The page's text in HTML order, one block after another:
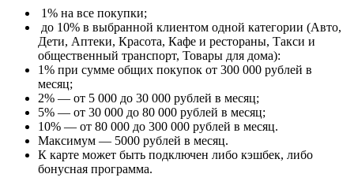
1% на все покупки;
до 10% в выбранной клиентом одной категории (Авто,
Дети, Аптеки, Красота, Кафе и рестораны, Такси и
общественный транспорт, Товары для дома):
1% при сумме общих покупок от 300 000 рублей в
месяц;
2% — от 5 000 до 30 000 рублей в месяц;
5% — от 30 000 до 80 000 рублей в месяц;
10% — от 80 000 до 300 000 рублей в месяц.
Максимум — 5000 рублей в месяц.
К карте может быть подключен либо кэшбек, либо
бонусная программа.